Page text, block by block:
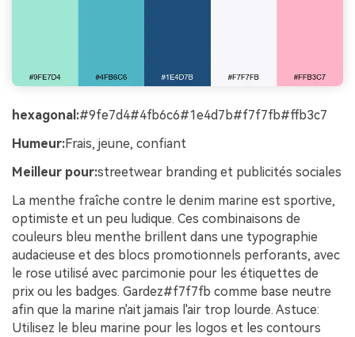
hexagonal:#9fe7d4#4fb6c6#1e4d7b#f7f7fb#ffb3c7
Humeur:Frais, jeune, confiant
Meilleur pour:streetwear branding et publicités sociales
La menthe fraîche contre le denim marine est sportive,
optimiste et un peu ludique. Ces combinaisons de
couleurs bleu menthe brillent dans une typographie
audacieuse et des blocs promotionnels perforants, avec
le rose utilisé avec parcimonie pour les étiquettes de
prix ou les badges. Gardez#f7f7fb comme base neutre
afin que la marine n'ait jamais l'air trop lourde. Astuce:
Utilisez le bleu marine pour les logos et les contours